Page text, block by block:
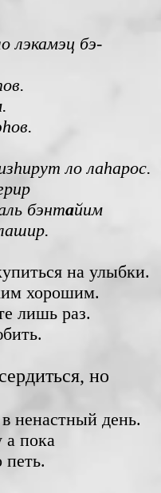
лэкамэц бэ-
ло лаhарос.
бэнтайим
на улыбки.
хорошим.
лишь раз.
но
ненастный день.
а пока